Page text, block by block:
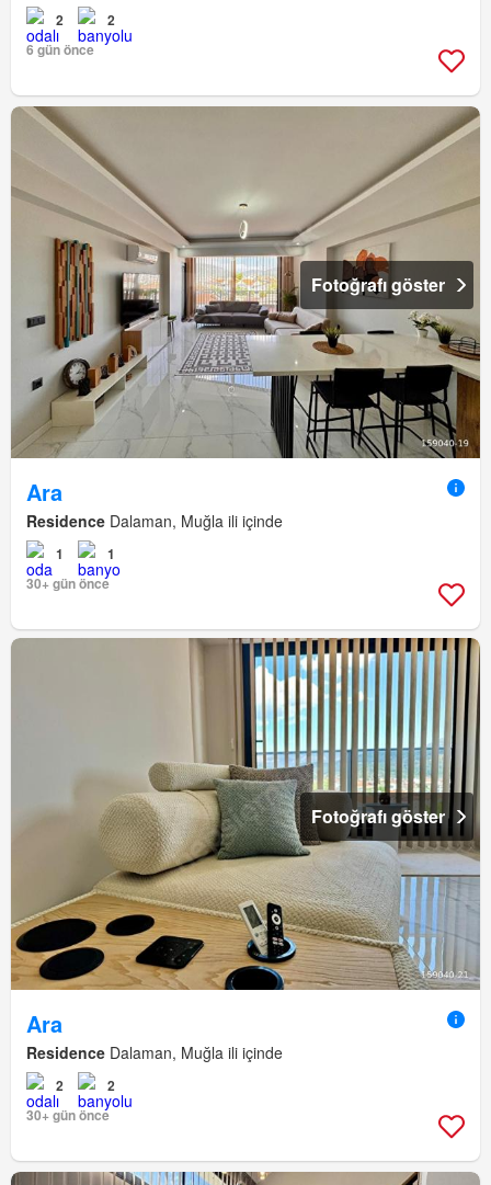
2
2
6 gün önce
Fotoğrafı göster
Ara
Residence Dalaman, Muğla ili içinde
1
1
30+ gün önce
Fotoğrafı göster
Ara
Residence Dalaman, Muğla ili içinde
2
2
30+ gün önce